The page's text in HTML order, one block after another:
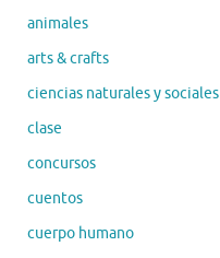
animales
arts & crafts
ciencias naturales y sociales
clase
concursos
cuentos
cuerpo humano